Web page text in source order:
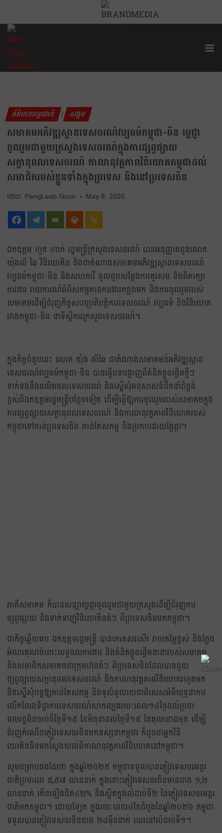
ព័ត៌មានអន្តរជាតិ | សង្គម
សមាគមអភិវឌ្ឍស្ពានទេសចរណ៍វប្បធម៌កម្ពុជា-ចិន ប្តេជ្ញា
ចូលរួមជាមួយក្រសួងទេសចរណ៍ក្នុងការផ្សព្វផ្សាយ
សក្តានុពលទេសចរណ៍ កាលានុវត្តភាពវិនិយោគកម្ពុជាដល់
សមាជិករបស់ខ្លួនទាំងក្នុងប្រទេស និងនៅប្រទេសចិន
PengLeab Noun May 8, 2026
ឯកឧត្តម ហួត ហាក់ រដ្ឋមន្ត្រីក្រសួងទេសចរណ៍ បានអនុញ្ញាតជូនលោក
យ៉ុងលី ឆៃ វិនិយោគិន និងជាតំណាងសមាគមអភិវឌ្ឍស្ពានទេសចរណ៍
វប្បធម៌កម្ពុជា-ចិន និងសហការី ចូលជួបសម្តែងការគួរសម និងពិភាក្សា
ការងារ រាយការណ៍អំពីសកម្មភាពការងារកន្លងមក និងការចូលរួមរបស់
សមាគមដើម្បីជំរុញកិច្ចសហប្រតិបត្តិការទេសចរណ៍ វប្បធម៌ និងវិនិយោគ
រវាងកម្ពុជា-ចិន នាទីស្តីការក្រសួងទេសចរណ៍។
ក្នុងកិច្ចជំនួបនេះ លោក យ៉ុង លីឆៃ ជាតំណាងសមាគមន៍អភិវឌ្ឍស្ពាន
ទេសចរណ៍វប្បធម៌កម្ពុជា-ចិន បានធ្វើបទបង្ហាញពីគំនិតផ្តួចផ្តើមថ្មីៗ
ទាក់ទងនឹងផលិតផលទេសចរណ៍ និងស្នើសុំអនុសាសន៍ដឹកនាំដ៏ខ្ពង់
ខ្ពស់ពីឯកឧត្តមរដ្ឋមន្ត្រីបន្ថែមទៀត ដើម្បីធ្វើឱ្យការចូលរួមរបស់សមាគមក្នុង
ការផ្សព្វផ្សាយសក្តានុពលទេសចរណ៍ និងកាលានុវត្តភាពវិនិយោគរបស់
កម្ពុជាទៅកាន់ប្រទេសចិន កាន់តែសកម្ម និងប្រកបដោយផ្លែផ្កា។
ភាគីសមាគម ក៏បានសន្យាប្តេជ្ញាចូលរួមជាមួយក្រសួងដើម្បីជំរុញការ
ផ្សព្វផ្សាយ និងទាក់ទាញវិនិយោគិនធំៗ ពីប្រទេសចិនមកកម្ពុជា។
ជាកិច្ចឆ្លើយតប ឯកឧត្តមរដ្ឋមន្ត្រី បានកោតសរសើរ វាយតម្លៃខ្ពស់ និងថ្លែង
អំណរគុណចំពោះលទ្ធផលការងារ និងគំនិតផ្តួចផ្តើមនានារបស់សមាគម
និងសមាជិកសមាគមជាក្រុមហ៊ុនធំៗ ពីប្រទេសចិនដែលបានជួយ
ផ្សព្វផ្សាយសក្តានុពលទេសចរណ៍ និងកាលានុវត្តភាពវិនិយោគរហូតមក
និងស្នើសុំបន្តឱ្យកាន់តែសកម្ម និងទូលំទូលាយជាពិសេសអំពីយុទ្ធនាការ
លើកលែងទិដ្ឋាការទេសចរណ៍សាកល្បងរយៈពេល១៤ថ្ងៃដល់ប្រជា
ពលរដ្ឋចិនចាប់ពីថ្ងៃទី១៥ ខែមិថុនាដល់ថ្ងៃទី១៥ ខែតុលាខាងមុខ ដើម្បី
ជំរុញកំណើនភ្ញៀវទេសចរចិនមកទស្សនាកម្ពុជា ក៏ដូចជាអ្នកវិនិ
យោគិនចិនមកស្វែងយល់ពីកាលានុវត្តភាពវិនិយោគនៅកម្ពុជា។​
សូមជម្រាបផងដែរថា ក្នុងឆ្នាំ២០២៥ កម្ពុជាទទួលបានភ្ញៀវទេសចរអន្តរ
ជាតិប្រមាណ ៥,៥៧ លាននាក់ ក្នុងនោះភ្ញៀវទេសចរចិនមានជាង ១,២
លាននាក់ កើនឡើងជិត៤២% និងស្ថិតក្នុងលំដាប់ទី២ នៃភ្ញៀវទេសចរអន្តរ
ជាតិមកកម្ពុជា។ ដោយឡែក ក្នុងរយៈពេល៤ខែដំបូងនៃឆ្នាំ២០២៦ កម្ពុជា
ទទួលបានភ្ញៀវទេសចរចិនជាង ២៤ម៉ឺននាក់ ឈរនៅលំដាប់ទី១។